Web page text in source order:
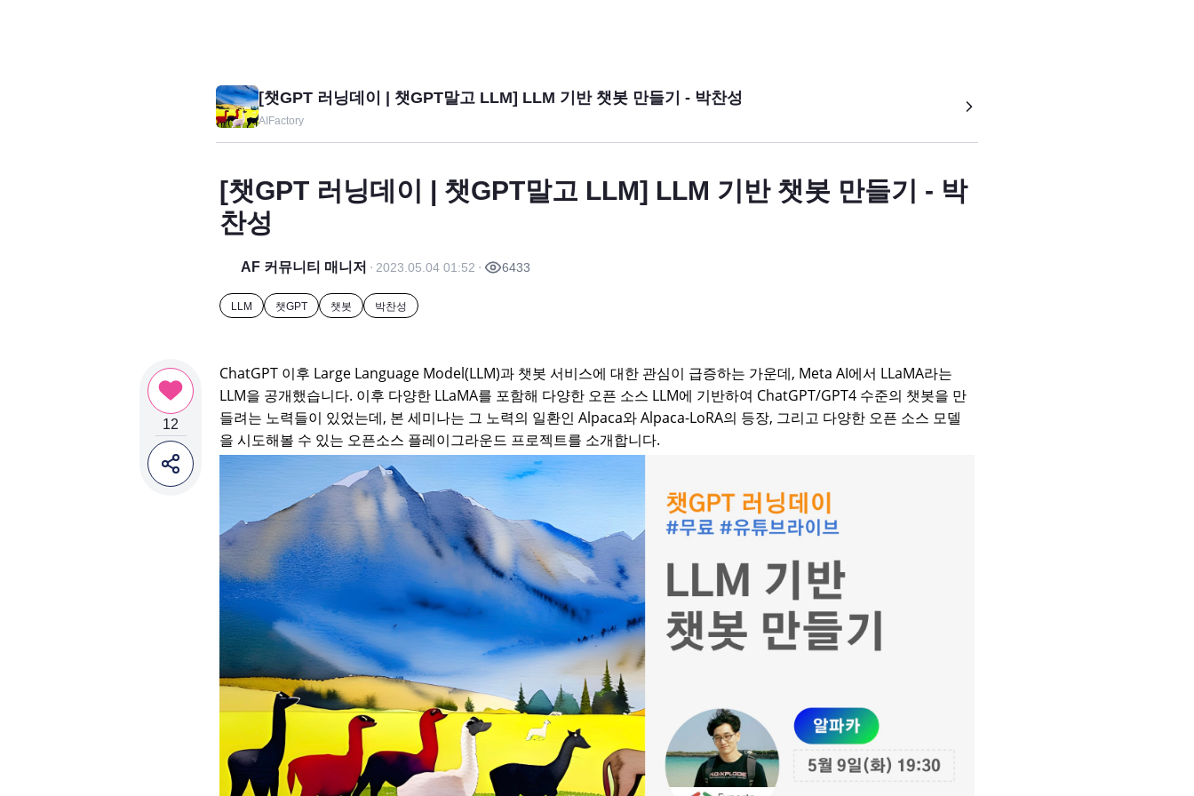
12
[챗GPT 러닝데이 | 챗GPT말고 LLM] LLM 기반 챗봇 만들기 - 박찬성
AIFactory
[챗GPT 러닝데이 | 챗GPT말고 LLM] LLM 기반 챗봇 만들기 - 박
찬성
AF 커뮤니티 매니저 2023.05.04 01:52 6433
LLM 챗GPT 챗봇 박찬성
ChatGPT 이후 Large Language Model(LLM)과 챗봇 서비스에 대한 관심이 급증하는 가운데, Meta AI에서 LLaMA라는
LLM을 공개했습니다. 이후 다양한 LLaMA를 포함해 다양한 오픈 소스 LLM에 기반하여 ChatGPT/GPT4 수준의 챗봇을 만
들려는 노력들이 있었는데, 본 세미나는 그 노력의 일환인 Alpaca와 Alpaca-LoRA의 등장, 그리고 다양한 오픈 소스 모델
을 시도해볼 수 있는 오픈소스 플레이그라운드 프로젝트를 소개합니다.